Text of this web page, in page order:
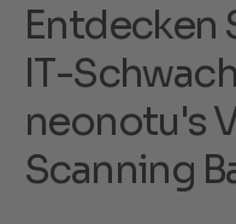
Entdecken
IT-Schwach
neonotu's
Scanning B